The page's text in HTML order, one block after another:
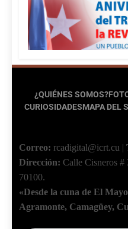
¿QUIÉNES SOMOS?
CURIOSIDADESMAPA DEL
Correo: rcadigital@icrt.cu |
Dirección: Calle Cisneros #
70100.
«Desde la cuna de El
Agramonte, Camagüey,